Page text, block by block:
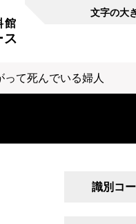
館
文字の大
って死んでいる婦人
識別コ